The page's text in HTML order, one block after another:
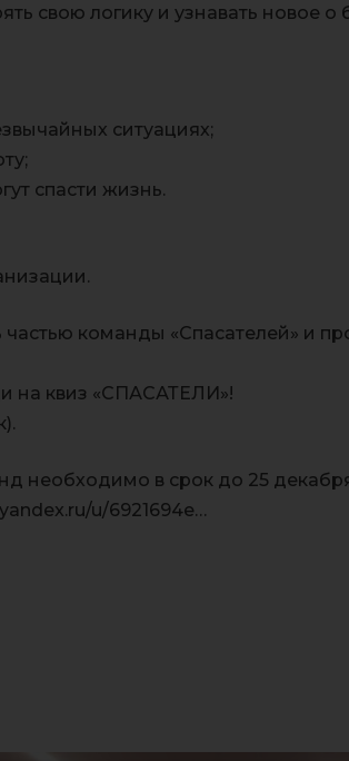
свою логику и узнавать новое о
ситуациях;
спасти жизнь.
команды «Спасателей» и
на квиз «СПАСАТЕЛИ»!
необходимо в срок до 25
u/6921694e…